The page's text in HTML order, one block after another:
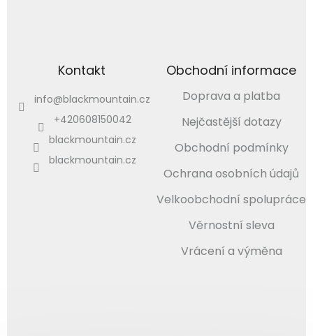
Kontakt
info@blackmountain.cz
+420608150042
blackmountain.cz
blackmountain.cz
Obchodní informace
Doprava a platba
Nejčastější dotazy
Obchodní podmínky
Ochrana osobních údajů
Velkoobchodní spolupráce
Věrnostní sleva
Vrácení a výměna